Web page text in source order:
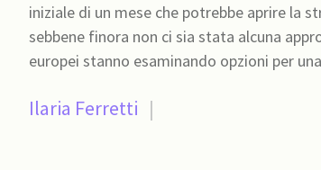
iniziale di un mese che potrebbe aprire la strada a negoziati di
sebbene finora non ci sia stata alcuna
europei stanno esaminando opzioni per
Ilaria Ferretti |